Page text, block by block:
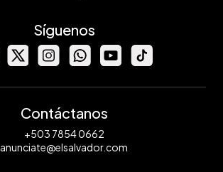
Síguenos
Contáctanos
+503 7854 0662
anunciate@elsalvador.com